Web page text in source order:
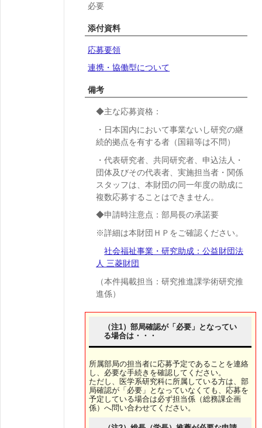
必要
添付資料
応募要領
連携・協働型について
備考
◆主な応募資格：
・日本国内において事業ないし研究の継
続的拠点を有する者（国籍等は不問）
・代表研究者、共同研究者、申込法人・
団体及びその代表者、実施担当者・関係
スタッフは、本財団の同一年度の助成に
複数応募することはできません。
◆申請時注意点：部局長の承諾要
※詳細は本財団ＨＰをご確認ください。
社会福祉事業・研究助成：公益財団法
人 三菱財団
（本件掲載担当：研究推進課学術研究推
進係）
（注1）部局確認が「必要」となってい
る場合は・・・
所属部局の担当者に応募予定であることを連絡
し、必要な手続きを確認してください。
ただし、医学系研究科に所属している方は、部
局確認が「必要」となっていなくても、応募を
予定している場合は必ず担当係（総務課企画
係）へ問い合わせてください。